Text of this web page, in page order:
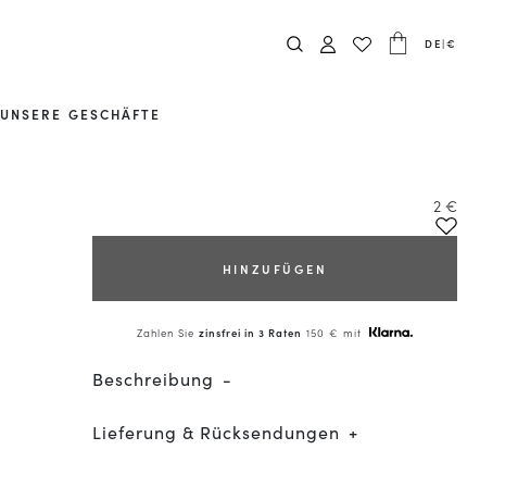
DE|€
UNSERE GESCHÄFTE
2 €
HINZUFÜGEN
Zahlen Siezinsfrei in 3 Raten 150 € mit
Beschreibung
Lieferung & Rücksendungen